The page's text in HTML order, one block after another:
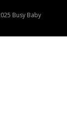
Busy Baby